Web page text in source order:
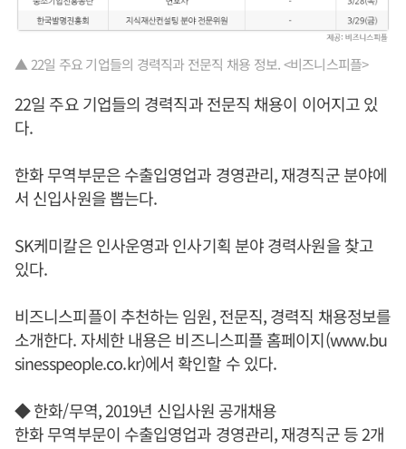
▲ 22일 주요 기업들의 경력직과 전문직 채용 정보. <비즈니스피플>
22일 주요 기업들의 경력직과 전문직 채용이 이어지고 있
다.
한화 무역부문은 수출입영업과 경영관리, 재경직군 분야에
서 신입사원을 뽑는다.
SK케미칼은 인사운영과 인사기획 분야 경력사원을 찾고
있다.
비즈니스피플이 추천하는 임원, 전문직, 경력직 채용정보를
소개한다. 자세한 내용은 비즈니스피플 홈페이지(www.bu
sinesspeople.co.kr)에서 확인할 수 있다.
◆ 한화/무역, 2019년 신입사원 공개채용
한화 무역부문이 수출입영업과 경영관리, 재경직군 등 2개